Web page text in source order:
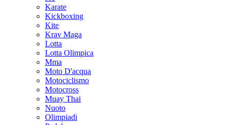
Karate
Kickboxing
Kite
Krav Maga
Lotta
Lotta Olimpica
Mma
Moto D'acqua
Motociclismo
Motocross
Muay Thai
Nuoto
Olimpiadi